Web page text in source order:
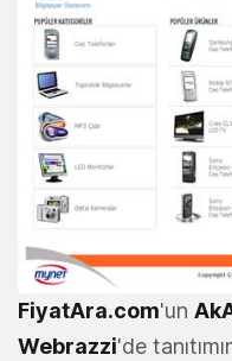
FiyatAra.com'un
Webrazzi'de